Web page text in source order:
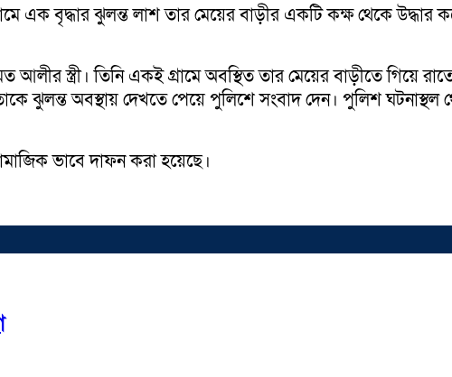
এক বৃদ্ধার ঝুলন্ত লাশ তার মেয়ের বাড়ীর একটি কক্ষ থেকে উদ্ধার
স্ত্রী। তিনি একই গ্রামে অবস্থিত তার মেয়ের বাড়ীতে গিয়ে
ঝুলন্ত অবস্থায় দেখতে পেয়ে পুলিশে সংবাদ দেন। পুলিশ ঘটনাস্থল
ভাবে দাফন করা হয়েছে।